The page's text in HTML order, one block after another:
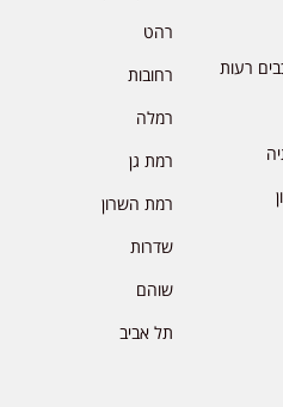
רעות
רהט
רחובות
רמלה
רמת גן
רמת השרון
שדרות
שוהם
תל אביב